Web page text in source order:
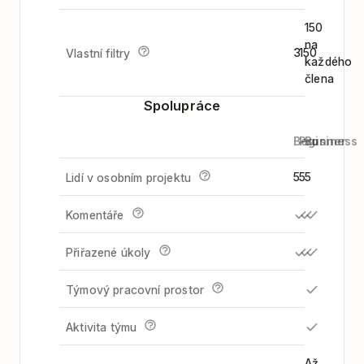
Vlastní filtry 3150
150
na
každého
člena
Spolupráce
Beginner
Pro
Business
Lidí v osobním projektu 555
Komentáře
Přiřazené úkoly
Týmový pracovní prostor
Aktivita týmu